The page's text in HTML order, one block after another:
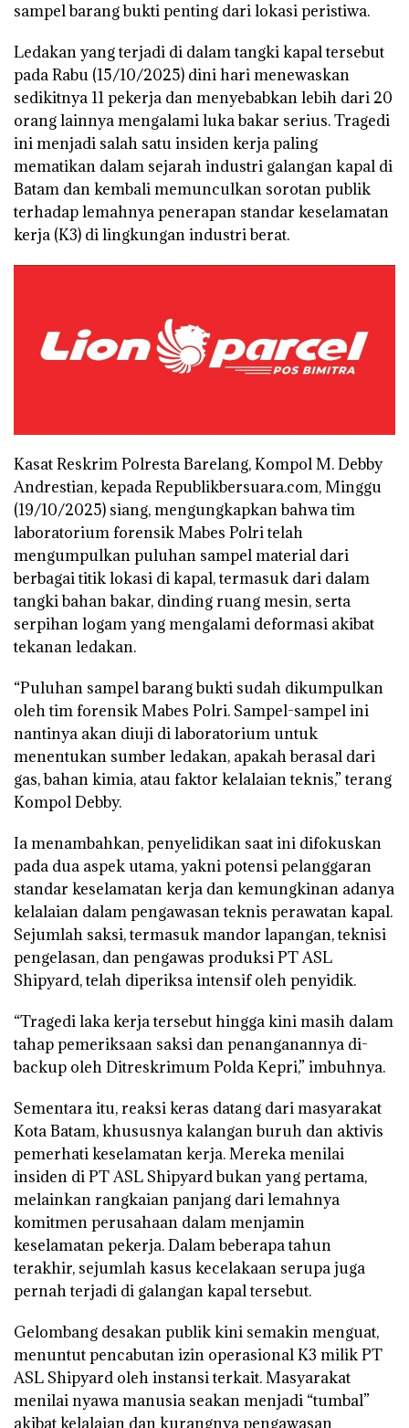
sampel barang bukti penting dari lokasi peristiwa.
Ledakan yang terjadi di dalam tangki kapal tersebut
pada Rabu (15/10/2025) dini hari menewaskan
sedikitnya 11 pekerja dan menyebabkan lebih dari 20
orang lainnya mengalami luka bakar serius. Tragedi
ini menjadi salah satu insiden kerja paling
mematikan dalam sejarah industri galangan kapal di
Batam dan kembali memunculkan sorotan publik
terhadap lemahnya penerapan standar keselamatan
kerja (K3) di lingkungan industri berat.
Kasat Reskrim Polresta Barelang, Kompol M. Debby
Andrestian, kepada Republikbersuara.com, Minggu
(19/10/2025) siang, mengungkapkan bahwa tim
laboratorium forensik Mabes Polri telah
mengumpulkan puluhan sampel material dari
berbagai titik lokasi di kapal, termasuk dari dalam
tangki bahan bakar, dinding ruang mesin, serta
serpihan logam yang mengalami deformasi akibat
tekanan ledakan.
“Puluhan sampel barang bukti sudah dikumpulkan
oleh tim forensik Mabes Polri. Sampel-sampel ini
nantinya akan diuji di laboratorium untuk
menentukan sumber ledakan, apakah berasal dari
gas, bahan kimia, atau faktor kelalaian teknis,” terang
Kompol Debby.
Ia menambahkan, penyelidikan saat ini difokuskan
pada dua aspek utama, yakni potensi pelanggaran
standar keselamatan kerja dan kemungkinan adanya
kelalaian dalam pengawasan teknis perawatan kapal.
Sejumlah saksi, termasuk mandor lapangan, teknisi
pengelasan, dan pengawas produksi PT ASL
Shipyard, telah diperiksa intensif oleh penyidik.
“Tragedi laka kerja tersebut hingga kini masih dalam
tahap pemeriksaan saksi dan penanganannya di-
backup oleh Ditreskrimum Polda Kepri,” imbuhnya.
Sementara itu, reaksi keras datang dari masyarakat
Kota Batam, khususnya kalangan buruh dan aktivis
pemerhati keselamatan kerja. Mereka menilai
insiden di PT ASL Shipyard bukan yang pertama,
melainkan rangkaian panjang dari lemahnya
komitmen perusahaan dalam menjamin
keselamatan pekerja. Dalam beberapa tahun
terakhir, sejumlah kasus kecelakaan serupa juga
pernah terjadi di galangan kapal tersebut.
Gelombang desakan publik kini semakin menguat,
menuntut pencabutan izin operasional K3 milik PT
ASL Shipyard oleh instansi terkait. Masyarakat
menilai nyawa manusia seakan menjadi “tumbal”
akibat kelalaian dan kurangnya pengawasan